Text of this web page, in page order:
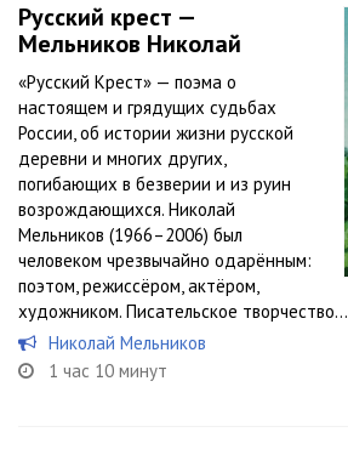
Русский крест —
Мельников Николай
«Русский Крест» — поэма о
настоящем и грядущих судьбах
России, об истории жизни русской
деревни и многих других,
погибающих в безверии и из руин
возрождающихся. Николай
Мельников (1966–2006) был
человеком чрезвычайно одарённым:
поэтом, режиссёром, актёром,
художником. Писательское творчество...
Николай Мельников
1 час 10 минут